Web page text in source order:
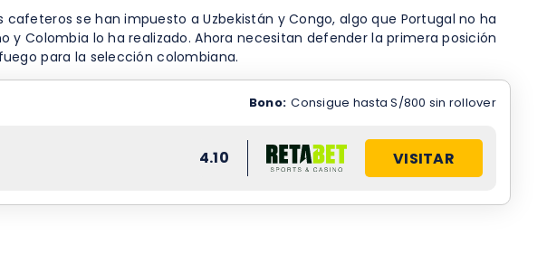
se han impuesto a Uzbekistán y Congo, algo que Portugal no ha
y Colombia lo ha realizado. Ahora necesitan defender la primera posición
para la selección colombiana.
Bono: Consigue hasta S/800 sin rollover
4.10 VISITAR